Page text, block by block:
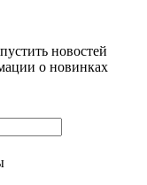
новостей
о новинках